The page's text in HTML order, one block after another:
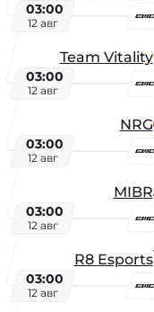
03:00
12 авг
Team Vitality
03:00
12 авг
NRG
03:00
12 авг
MIBR
03:00
12 авг
R8 Esports
03:00
12 авг